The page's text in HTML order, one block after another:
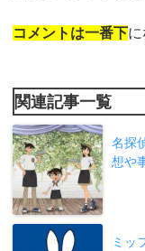
コメントは一番下に
関連記事一覧
名探
想や
ミッ